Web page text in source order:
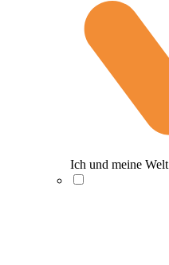
Ich und meine Welt